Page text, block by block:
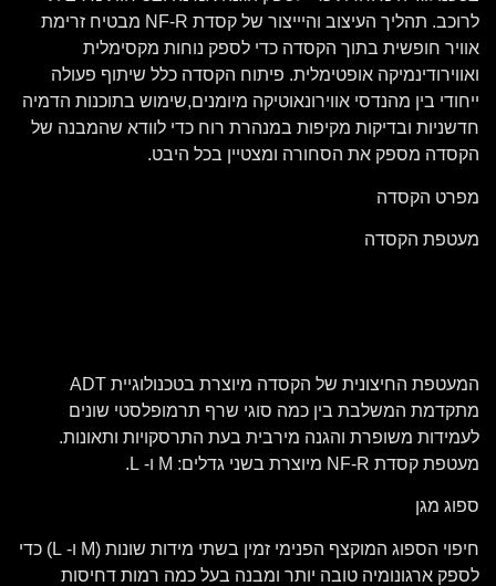
לרוכב. תהליך העיצוב והיייצור של קסדת NF-R מבטיח זרימת
אוויר חופשית בתוך הקסדה כדי לספק נוחות מקסימלית
ואווירודינמיקה אופטימלית. פיתוח הקסדה כלל שיתוף פעולה
ייחודי בין מהנדסי אווירונאוטיקה מיומנים,שימוש בתוכנות הדמיה
חדשניות ובדיקות מקיפות במנהרת רוח כדי לוודא שהמבנה של
הקסדה מספק את הסחורה ומצטיין בכל היבט.
מפרט הקסדה
מעטפת הקסדה
המעטפת החיצונית של הקסדה מיוצרת בטכנולוגיית ADT
מתקדמת המשלבת בין כמה סוגי שרף תרמופלסטי שונים
לעמידות משופרת והגנה מירבית בעת התרסקויות ותאונות.
מעטפת קסדת NF-R מיוצרת בשני גדלים: M ו- L.
ספוג מגן
חיפוי הספוג המוקצף הפנימי זמין בשתי מידות שונות (M ו- L) כדי
לספק ארגונומיה טובה יותר ומבנה בעל כמה רמות דחיסות